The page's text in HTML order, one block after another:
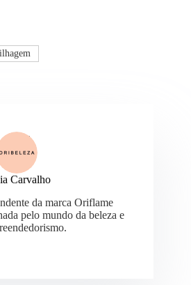
Carvalho
da marca Oriflame
pelo mundo da beleza e